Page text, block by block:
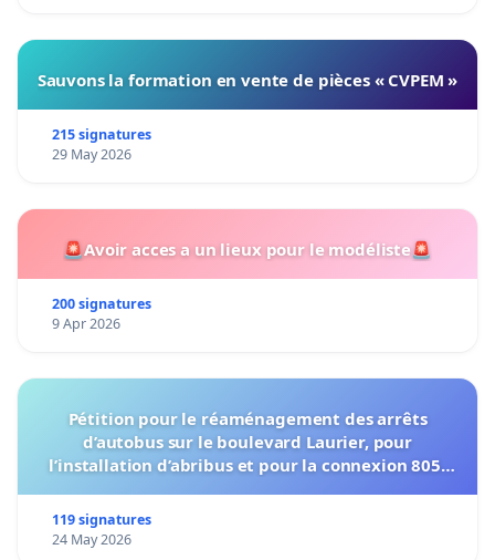
Sauvons la formation en vente de pièces « CVPEM »
215 signatures
29 May 2026
🚨Avoir acces a un lieux pour le modéliste🚨
200 signatures
9 Apr 2026
Pétition pour le réaménagement des arrêts
d’autobus sur le boulevard Laurier, pour
l’installation d’abribus et pour la connexion 805-
119 signatures
24 May 2026